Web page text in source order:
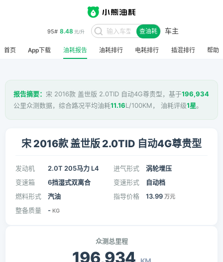
95# 8.48 元/升 查油耗 车主
首页 App下载 油耗报告 油耗排行 电耗排行 插混排行 帮助
报告摘要： 宋 2016款 盖世版 2.0TID 自动4G尊贵型，基于196,934
公里众测数据，综合路况平均油耗11.16L/100KM， 油耗评级1星。
宋 2016款 盖世版 2.0TID 自动4G尊贵型
发动机 2.0T 205马力 L4 进气形式
涡轮增压
变速箱
6挡湿式双离合 变速形式
自动档
燃料形式
汽油 指导价格 13.99 万元
整备质量 - KG
众测总里程
196,934